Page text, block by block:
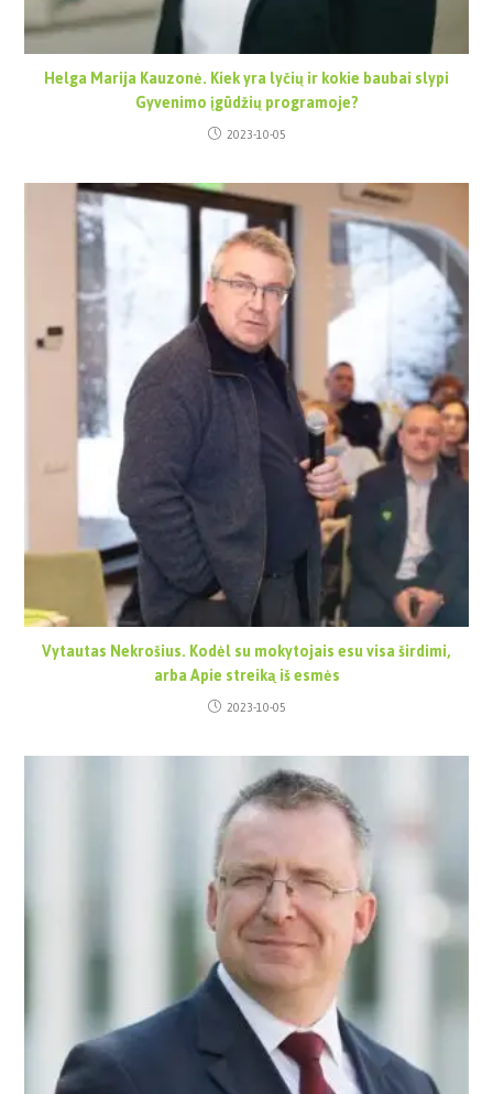
Helga Marija Kauzonė. Kiek yra lyčių ir kokie baubai slypi
Gyvenimo įgūdžių programoje?
2023-10-05
Vytautas Nekrošius. Kodėl su mokytojais esu visa širdimi,
arba Apie streiką iš esmės
2023-10-05